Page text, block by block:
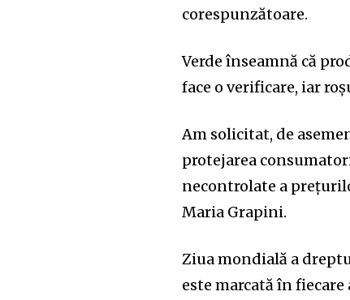
corespunzătoare.
Verde înseamnă că
face o verificare, iar
Am solicitat, de
protejarea
necontrolate a
Maria Grapini.
Ziua mondială a
este marcată în